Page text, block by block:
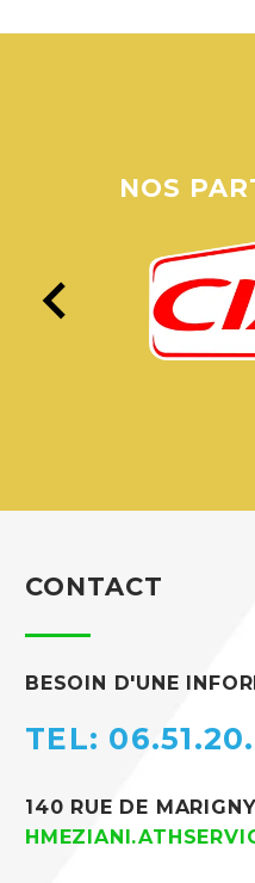
NOS
CONTACT
BESOIN D'UNE
TEL:
140 RUE DE